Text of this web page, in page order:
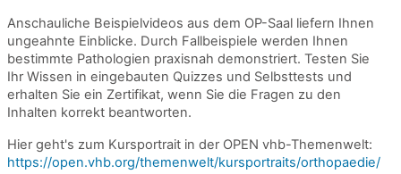
Anschauliche Beispielvideos aus dem OP-Saal liefern Ihnen
ungeahnte Einblicke. Durch Fallbeispiele werden Ihnen
bestimmte Pathologien praxisnah demonstriert. Testen Sie
Ihr Wissen in eingebauten Quizzes und Selbsttests und
erhalten Sie ein Zertifikat, wenn Sie die Fragen zu den
Inhalten korrekt beantworten.
Hier geht's zum Kursportrait in der OPEN vhb-Themenwelt:
https://open.vhb.org/themenwelt/kursportraits/orthopaedie/